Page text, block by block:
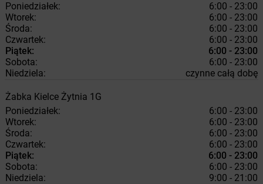
Poniedziałek:
6:00 - 23:00
Wtorek:
6:00 - 23:00
Środa:
6:00 - 23:00
Czwartek:
6:00 - 23:00
Piątek:
6:00 - 23:00
Sobota:
6:00 - 23:00
Niedziela:
czynne całą dobę
Żabka Kielce Żytnia 1G
Poniedziałek:
6:00 - 23:00
Wtorek:
6:00 - 23:00
Środa:
6:00 - 23:00
Czwartek:
6:00 - 23:00
Piątek:
6:00 - 23:00
Sobota:
6:00 - 23:00
Niedziela:
9:00 - 21:00